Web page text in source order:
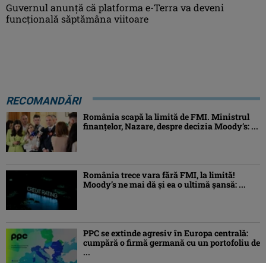
Guvernul anunță că platforma e-Terra va deveni
funcţională săptămâna viitoare
RECOMANDĂRI
România scapă la limită de FMI. Ministrul
finanțelor, Nazare, despre decizia Moody’s: ...
România trece vara fără FMI, la limită!
Moody’s ne mai dă și ea o ultimă șansă: ...
PPC se extinde agresiv în Europa centrală:
cumpără o firmă germană cu un portofoliu de
...